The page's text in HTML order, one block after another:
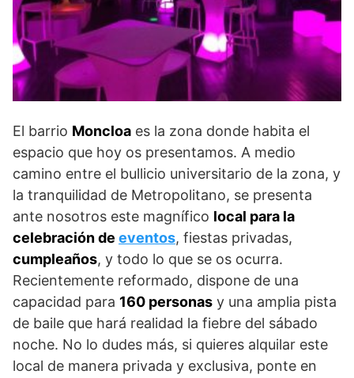
El barrio Moncloa es la zona donde habita el
espacio que hoy os presentamos. A medio
camino entre el bullicio universitario de la zona, y
la tranquilidad de Metropolitano, se presenta
ante nosotros este magnífico local para la
celebración de eventos, fiestas privadas,
cumpleaños, y todo lo que se os ocurra.
Recientemente reformado, dispone de una
capacidad para 160 personas y una amplia pista
de baile que hará realidad la fiebre del sábado
noche. No lo dudes más, si quieres alquilar este
local de manera privada y exclusiva, ponte en